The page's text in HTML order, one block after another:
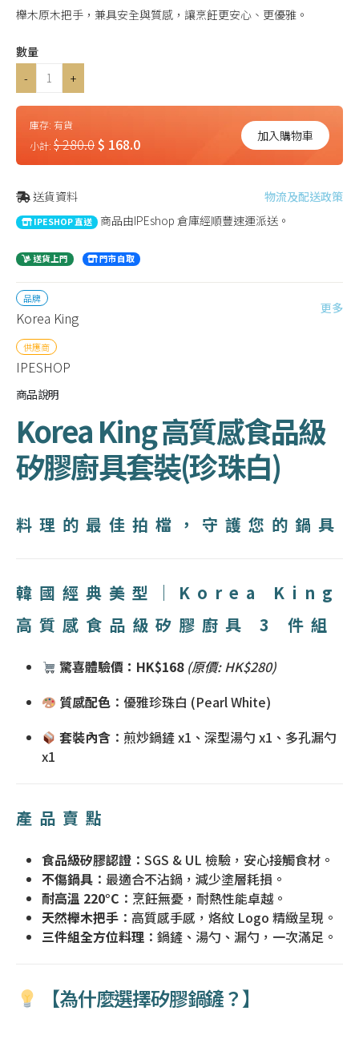
櫸木原木把手，兼具安全與質感，讓烹飪更安心、更優雅。
數量
-
+
庫存: 有貨
小計: $ 280.0$ 168.0 加入購物車
送貨資料 物流及配送政策
IPESHOP 直送 商品由IPEshop 倉庫經順豐速運派送。
送貨上門 門市自取
品牌
Korea King
更多
供應商
IPESHOP
商品說明
Korea King 高質感食品級
矽膠廚具套裝(珍珠白)
料理的最佳拍檔，守護您的鍋具
韓國經典美型｜Korea King
高質感食品級矽膠廚具 3 件組
驚喜體驗價：HK$168 (原價: HK$280)
質感配色 ：優雅珍珠白 (Pearl White)
套裝內含 ：煎炒鍋鏟 x1、深型湯勺 x1、多孔漏勺
x1
產品賣點
食品級矽膠認證 ：SGS & UL 檢驗，安心接觸食材。
不傷鍋具 ：最適合不沾鍋，減少塗層耗損。
耐高溫 220°C ：烹飪無憂，耐熱性能卓越。
天然櫸木把手 ：高質感手感，烙紋 Logo 精緻呈現。
三件組全方位料理 ：鍋鏟、湯勺、漏勺，一次滿足。
【為什麼選擇矽膠鍋鏟？】